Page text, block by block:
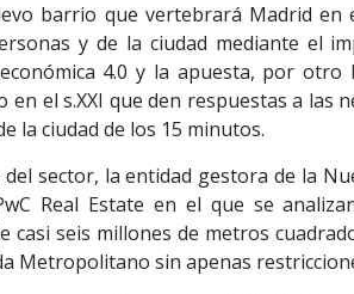
barrio que vertebrará Madrid en
y de la ciudad mediante el
4.0 y la apuesta, por
el s.XXI que den respuestas a las
la ciudad de los 15 minutos.
sector, la entidad gestora de la
Real Estate en el que se
casi seis millones de metros
Metropolitano sin apenas